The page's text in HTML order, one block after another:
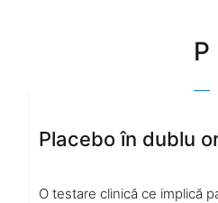
P
Placebo în dublu
O testare clinică ce implică